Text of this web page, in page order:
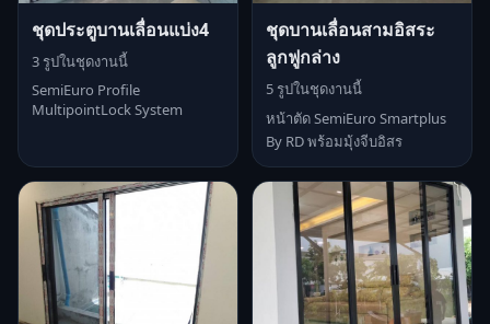
ชุดประตูบานเลื่อนแบ่ง4
3 รูปในชุดงานนี้
SemiEuro Profile
MultipointLock System
ชุดบานเลื่อนสามอิสระ
ลูกฟูกล่าง
5 รูปในชุดงานนี้
หน้าตัด SemiEuro Smartplus
By RD พร้อมมุ้งจีบอิสร